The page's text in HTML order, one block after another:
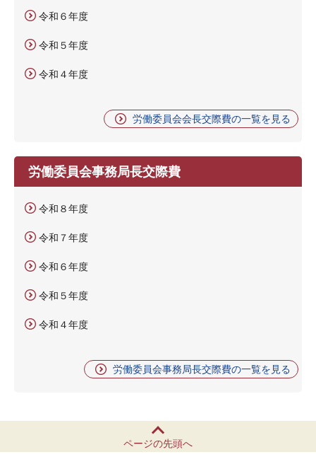
令和６年度
令和５年度
令和４年度
労働委員会会長交際費の一覧を見る
労働委員会事務局長交際費
令和８年度
令和７年度
令和６年度
令和５年度
令和４年度
労働委員会事務局長交際費の一覧を見る
ページの先頭へ